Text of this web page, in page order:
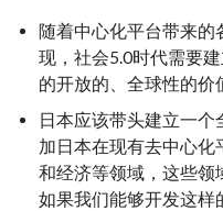
随着中心化平台带来的
现，社会5.0时代需要
的开放的、全球性的价
日本应该带头建立一
加日本在现有去中心
和经济等领域，这些领
如果我们能够开发这样